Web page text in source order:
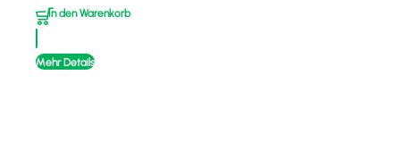
In den Warenkorb
Mehr Details